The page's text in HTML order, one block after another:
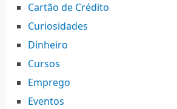
Cartão de Crédito
Curiosidades
Dinheiro
Cursos
Emprego
Eventos